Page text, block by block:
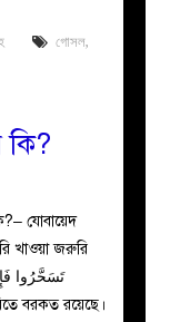
গোসল,
কি?
যোবায়েদ
খাওয়া জরুরি